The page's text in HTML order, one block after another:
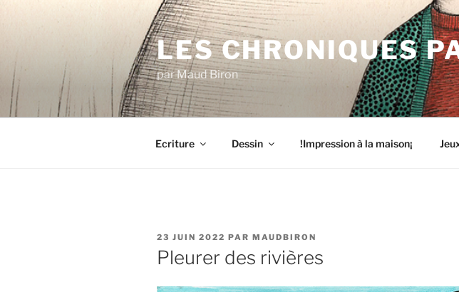
principal
LES CHRONIQUES
par Maud Biron
Ecriture Dessin !Impression à la maison¡
PUBLIÉ
LE
23 JUIN 2022 PAR MAUDBIRON
Pleurer des rivières